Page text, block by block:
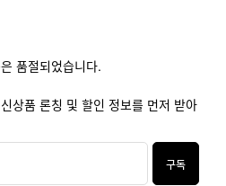
품절되었습니다.
상품 론칭 및 할인 정보를 먼저 받아
구독